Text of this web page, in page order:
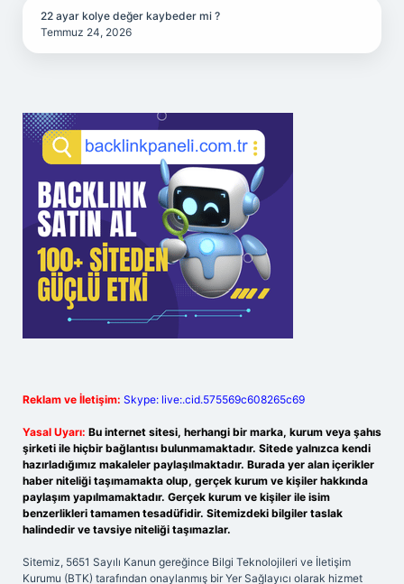
22 ayar kolye değer kaybeder mi ?
Temmuz 24, 2026
Reklam ve İletişim: Skype: live:.cid.575569c608265c69
Yasal Uyarı: Bu internet sitesi, herhangi bir marka, kurum veya şahıs
şirketi ile hiçbir bağlantısı bulunmamaktadır. Sitede yalnızca kendi
hazırladığımız makaleler paylaşılmaktadır. Burada yer alan içerikler
haber niteliği taşımamakta olup, gerçek kurum ve kişiler hakkında
paylaşım yapılmamaktadır. Gerçek kurum ve kişiler ile isim
benzerlikleri tamamen tesadüfidir. Sitemizdeki bilgiler taslak
halindedir ve tavsiye niteliği taşımazlar.
Sitemiz, 5651 Sayılı Kanun gereğince Bilgi Teknolojileri ve İletişim
Kurumu (BTK) tarafından onaylanmış bir Yer Sağlayıcı olarak hizmet